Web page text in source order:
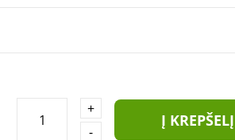
+
-
Į KREPŠELĮ